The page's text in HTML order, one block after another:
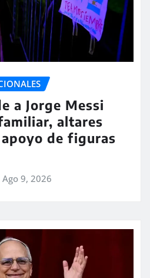
a Jorge Messi
altares
de figuras
Ago 9, 2026